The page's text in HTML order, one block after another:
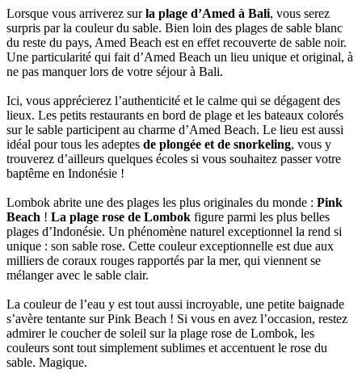
Lorsque vous arriverez surla plage d’Amed à Bali, vous serez
surpris par la couleur du sable. Bien loin des plages de sable blanc
du reste du pays, Amed Beach est en effet recouverte de sable noir.
Une particularité qui fait d’Amed Beach un lieu unique et original, à
ne pas manquer lors de votre séjour à Bali.
Ici, vous apprécierez l’authenticité et le calme qui se dégagent des
lieux. Les petits restaurants en bord de plage et les bateaux colorés
sur le sable participent au charme d’Amed Beach. Le lieu est aussi
idéal pour tous les adeptes de plongée et de snorkeling, vous y
trouverez d’ailleurs quelques écoles si vous souhaitez passer votre
baptême en Indonésie !
Lombok abrite une des plages les plus originales du monde : Pink
Beach ! La plage rose de Lombok figure parmi les plus belles
plages d’Indonésie. Un phénomène naturel exceptionnel la rend si
unique : son sable rose. Cette couleur exceptionnelle est due aux
milliers de coraux rouges rapportés par la mer, qui viennent se
mélanger avec le sable clair.
La couleur de l’eau y est tout aussi incroyable, une petite baignade
s’avère tentante sur Pink Beach ! Si vous en avez l’occasion, restez
admirer le coucher de soleil sur la plage rose de Lombok, les
couleurs sont tout simplement sublimes et accentuent le rose du
sable. Magique.